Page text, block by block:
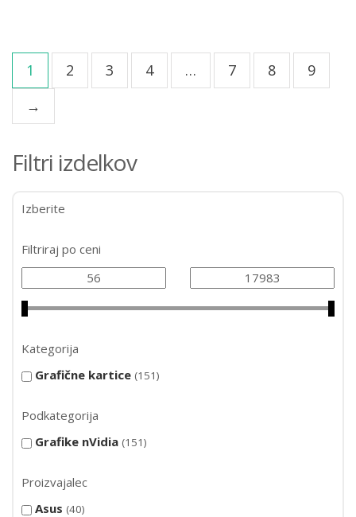
1 2 3 4 … 7 8
9
→
Filtri izdelkov
Izberite
Filtriraj po ceni
Kategorija
Grafične kartice 151
Podkategorija
Grafike nVidia 151
Proizvajalec
Asus 40